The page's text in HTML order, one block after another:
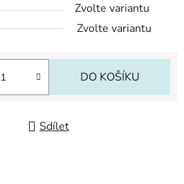
Zvolte variantu
Zvolte variantu
DO KOŠÍKU
Sdílet